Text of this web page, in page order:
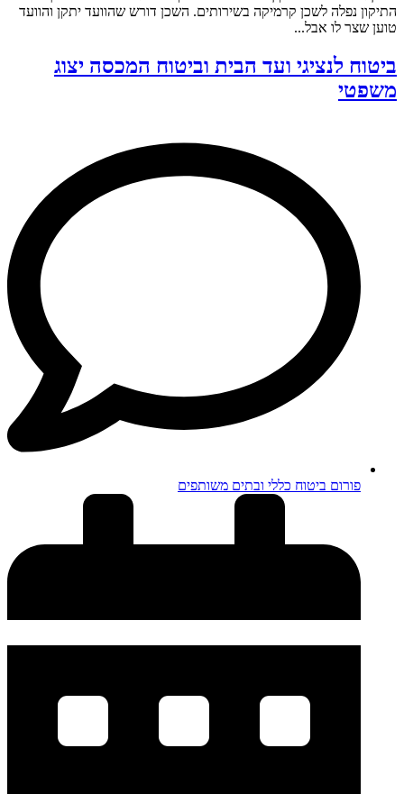
התיקון נפלה לשכן קרמיקה בשירותים. השכן דורש שהוועד יתקן והוועד
טוען שצר לו אבל...
ביטוח לנציגי ועד הבית וביטוח המכסה יצוג
משפטי
פורום ביטוח כללי ובתים משותפים